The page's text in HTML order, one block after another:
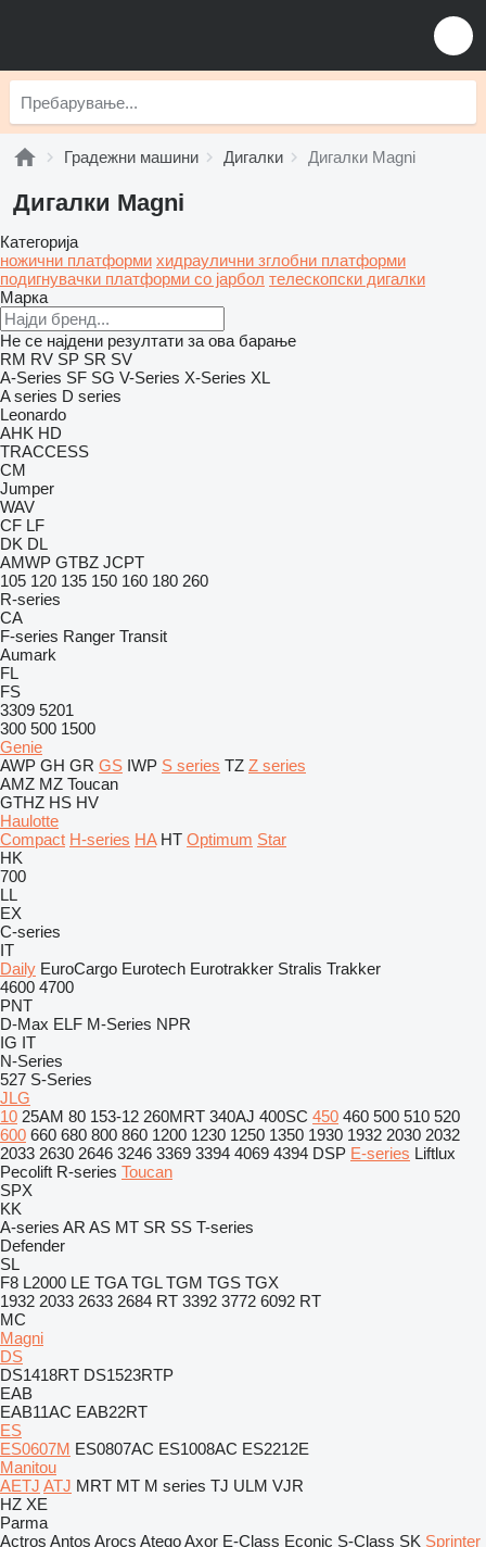
Градежни машини Дигалки Дигалки Magni
Дигалки Magni
Категорија
ножични платформи хидраулични зглобни платформи
подигнувачки платформи со јарбол телескопски дигалки
Марка
Не се најдени резултати за ова барање
RM RV SP SR SV
A-Series SF SG V-Series X-Series XL
A series D series
Leonardo
AHK HD
TRACCESS
CM
Jumper
WAV
CF LF
DK DL
AMWP GTBZ JCPT
105 120 135 150 160 180 260
R-series
CA
F-series Ranger Transit
Aumark
FL
FS
3309 5201
300 500 1500
Genie
AWP GH GR GS IWP S series TZ Z series
AMZ MZ Toucan
GTHZ HS HV
Haulotte
Compact H-series HA HT Optimum Star
HK
700
LL
EX
C-series
IT
Daily EuroCargo Eurotech Eurotrakker Stralis Trakker
4600 4700
PNT
D-Max ELF M-Series NPR
IG IT
N-Series
527 S-Series
JLG
10 25AM 80 153-12 260MRT 340AJ 400SC 450 460 500 510 520
600 660 680 800 860 1200 1230 1250 1350 1930 1932 2030 2032
2033 2630 2646 3246 3369 3394 4069 4394 DSP E-series Liftlux
Pecolift R-series Toucan
SPX
KK
A-series AR AS MT SR SS T-series
Defender
SL
F8 L2000 LE TGA TGL TGM TGS TGX
1932 2033 2633 2684 RT 3392 3772 6092 RT
MC
Magni
DS
DS1418RT DS1523RTP
EAB
EAB11AC EAB22RT
ES
ES0607M ES0807AC ES1008AC ES2212E
Manitou
AETJ ATJ MRT MT M series TJ ULM VJR
HZ XE
Parma
Actros Antos Arocs AtegoAxor E-Class Econic S-Class SK Sprinter